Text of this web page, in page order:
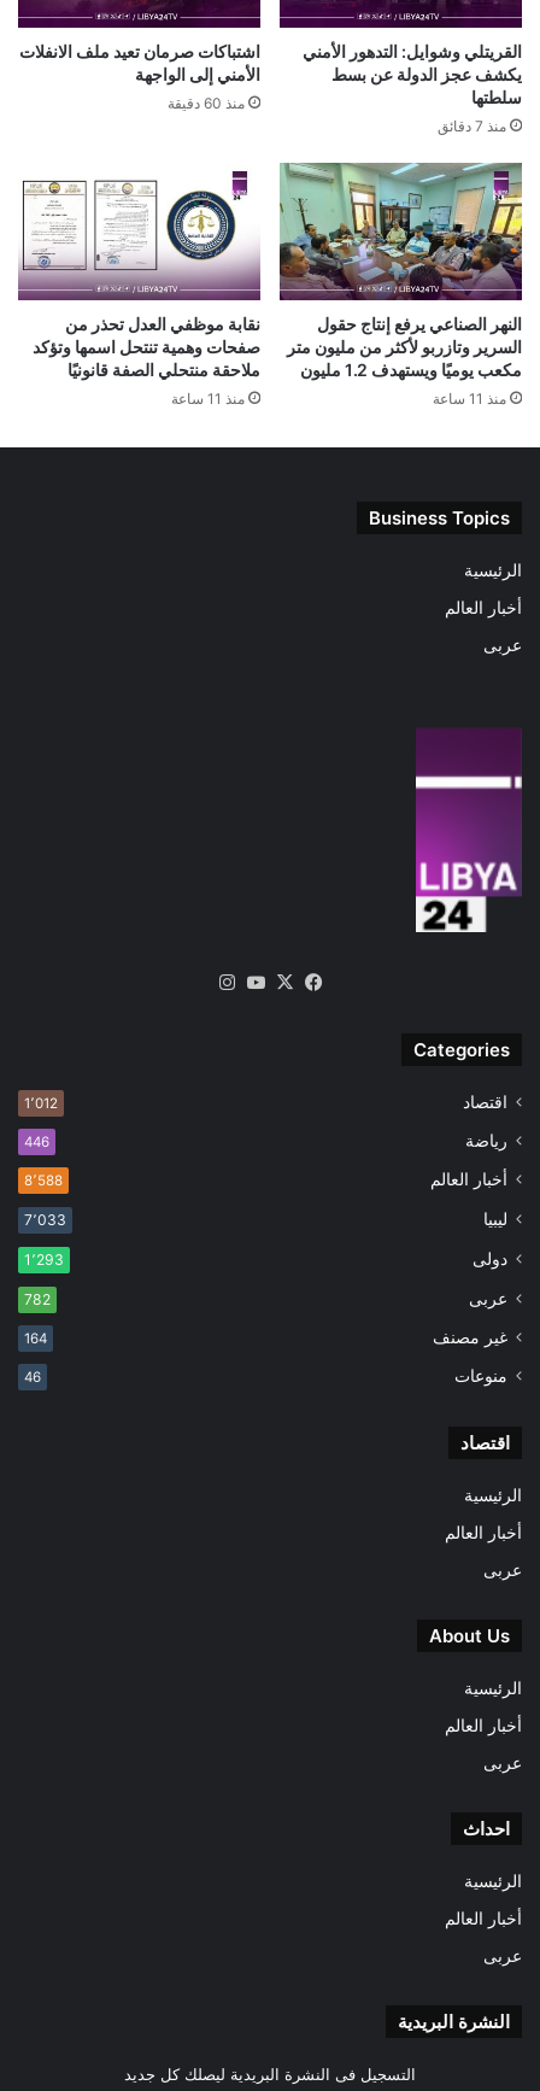
القريتلي وشوايل: التدهور الأمني
يكشف عجز الدولة عن بسط
سلطتها
منذ 7 دقائق
اشتباكات صرمان تعيد ملف الانفلات
الأمني إلى الواجهة
منذ 60 دقيقة
النهر الصناعي يرفع إنتاج حقول
السرير وتازربو لأكثر من مليون متر
مكعب يوميًا ويستهدف 1.2 مليون
منذ 11 ساعة
نقابة موظفي العدل تحذر من
صفحات وهمية تنتحل اسمها وتؤكد
ملاحقة منتحلي الصفة قانونيًا
منذ 11 ساعة
Business Topics
الرئيسية
أخبار العالم
عربى
فيسبوك
‫X
‫YouTube
Categories
اقتصاد 1٬012
رياضة 446
أخبار العالم 8٬588
ليبيا 7٬033
دولى 1٬293
عربى 782
غير مصنف 164
منوعات 46
اقتصاد
الرئيسية
أخبار العالم
عربى
About Us
الرئيسية
أخبار العالم
عربى
احداث
الرئيسية
أخبار العالم
عربى
النشرة البريدية
التسجيل فى النشرة البريدية ليصلك كل جديد